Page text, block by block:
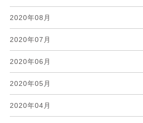
2020年08月
2020年07月
2020年06月
2020年05月
2020年04月